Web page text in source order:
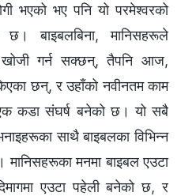
भएको भए पनि यो परमेश्‍वरको
बाइबलबिना, मानिसहरूले
खोजी गर्न सक्छन्, तैपनि आज,
छन्, र उहाँको नवीनतम काम
कडा संघर्ष बनेको छ। यो सबै
साथै बाइबलका विभिन्न
मनमा बाइबल एउटा
एउटा पहेली बनेको छ, र